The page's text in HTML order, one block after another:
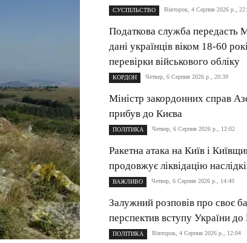
СУСПІЛЬСТВО Вівторок, 4 Серпня 2026 р.,
Податкова служба передасть
дані українців віком 18-60
перевірки військового обліку
КОРДОН Четвер, 6 Серпня 2026 р., 20:39
Міністр закордонних справ
прибув до Києва
ПОЛІТИКА Четвер, 6 Серпня 2026 р., 12:02
Ракетна атака на Київ і
продовжує ліквідацію
ВАЖЛИВО Четвер, 6 Серпня 2026 р., 14:49
Залужний розповів про своє
перспектив вступу України
ПОЛІТИКА Вівторок, 4 Серпня 2026 р., 12:04